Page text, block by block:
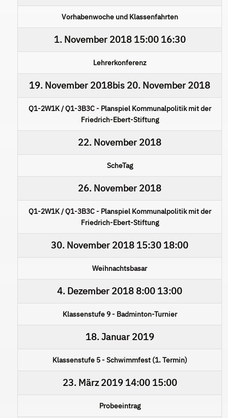
Vorhabenwoche und Klassenfahrten
1. November 201815:00 16:30
Lehrerkonferenz
19. November 2018bis 20. November 2018
Q1-2W1K / Q1-3B3C - Planspiel Kommunalpolitik mit der
Friedrich-Ebert-Stiftung
22. November 2018
ScheTag
26. November 2018
Q1-2W1K / Q1-3B3C - Planspiel Kommunalpolitik mit der
Friedrich-Ebert-Stiftung
30. November 2018 15:30 18:00
Weihnachtsbasar
4. Dezember 2018 8:00 13:00
Klassenstufe 9 - Badminton-Turnier
18. Januar 2019
Klassenstufe 5 - Schwimmfest (1. Termin)
23. März 201914:00 15:00
Probeeintrag